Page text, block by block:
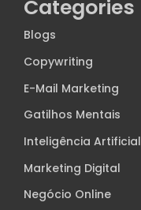
Categories
Blogs
Copywriting
E-Mail Marketing
Gatilhos Mentais
Inteligência Artificial
Marketing Digital
Negócio Online